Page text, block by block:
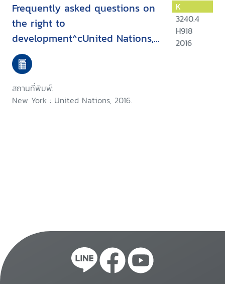
Frequently asked questions on
the right to
development^cUnited Nations,
Human Rights, Office of the
High Commissioner
สถานที่พิมพ์:
New York : United Nations, 2016.
K
3240.4
H918
2016